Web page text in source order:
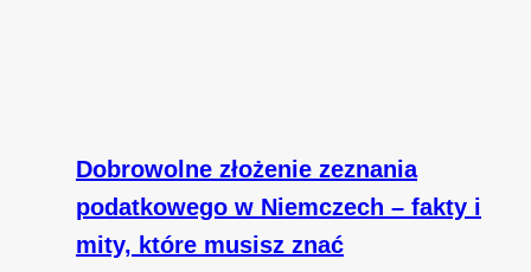
Dobrowolne złożenie zeznania
podatkowego w Niemczech – fakty i
mity, które musisz znać